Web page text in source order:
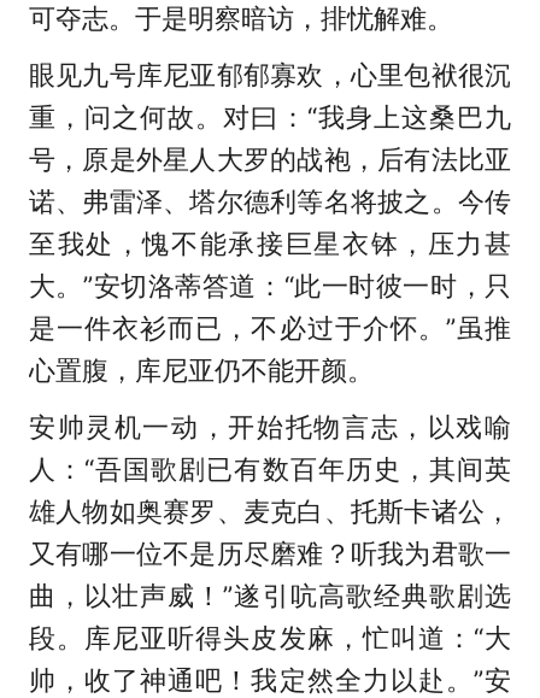
可夺志。于是明察暗访，排忧解难。
眼见九号库尼亚郁郁寡欢，心里包袱很沉
重，问之何故。对曰：“我身上这桑巴九
号，原是外星人大罗的战袍，后有法比亚
诺、弗雷泽、塔尔德利等名将披之。今传
至我处，愧不能承接巨星衣钵，压力甚
大。”安切洛蒂答道：“此一时彼一时，只
是一件衣衫而已，不必过于介怀。”虽推
心置腹，库尼亚仍不能开颜。
安帅灵机一动，开始托物言志，以戏喻
人：“吾国歌剧已有数百年历史，其间英
雄人物如奥赛罗、麦克白、托斯卡诸公，
又有哪一位不是历尽磨难？听我为君歌一
曲，以壮声威！”遂引吭高歌经典歌剧选
段。库尼亚听得头皮发麻，忙叫道：“大
帅，收了神通吧！我定然全力以赴。”安